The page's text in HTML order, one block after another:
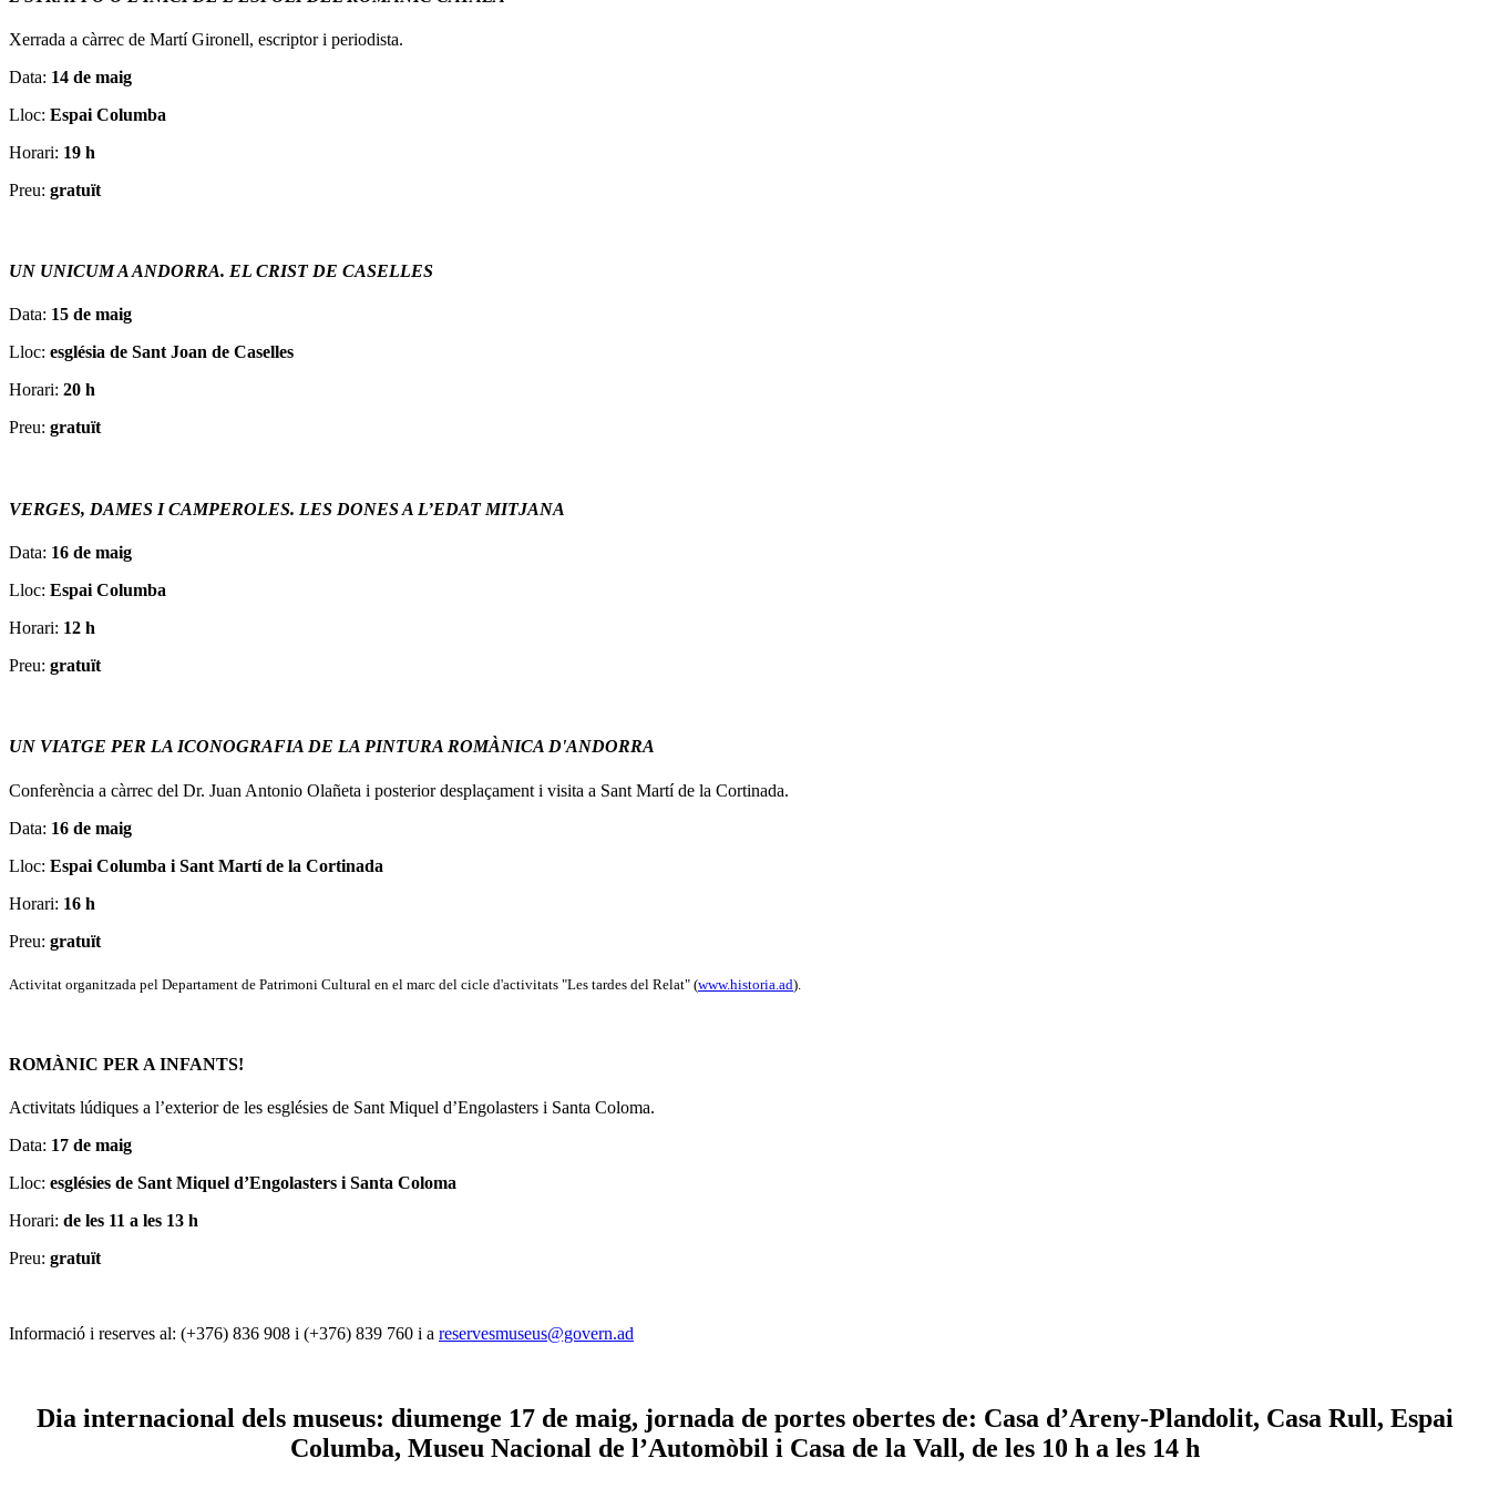
Xerrada a càrrec de Martí Gironell, escriptor i periodista.
Data: 14 de maig
Lloc: Espai Columba
Horari: 19 h
Preu: gratuït
UN UNICUM A ANDORRA. EL CRIST DE CASELLES
Data: 15 de maig
Lloc: església de Sant Joan de Caselles
Horari: 20 h
Preu: gratuït
VERGES, DAMES I CAMPEROLES. LES DONES A L’EDAT MITJANA
Data: 16 de maig
Lloc: Espai Columba
Horari: 12 h
Preu: gratuït
UN VIATGE PER LA ICONOGRAFIA DE LA PINTURA ROMÀNICA D'ANDORRA
Conferència a càrrec del Dr. Juan Antonio Olañeta i posterior desplaçament i visita a Sant Martí de la Cortinada.
Data: 16 de maig
Lloc: Espai Columba i Sant Martí de la Cortinada
Horari: 16 h
Preu: gratuït
Activitat organitzada pel Departament de Patrimoni Cultural en el marc del cicle d'activitats "Les tardes del Relat" (www.historia.ad).
ROMÀNIC PER A INFANTS!
Activitats lúdiques a l’exterior de les esglésies de Sant Miquel d’Engolasters i Santa Coloma.
Data: 17 de maig
Lloc: esglésies de Sant Miquel d’Engolasters i Santa Coloma
Horari: de les 11 a les 13 h
Preu: gratuït
Informació i reserves al: (+376) 836 908 i (+376) 839 760 i a reservesmuseus@govern.ad
Dia internacional dels museus: diumenge 17 de maig, jornada de portes obertes de: Casa d’Areny-Plandolit, Casa Rull, Espai
Columba, Museu Nacional de l’Automòbil i Casa de la Vall, de les 10 h a les 14 h